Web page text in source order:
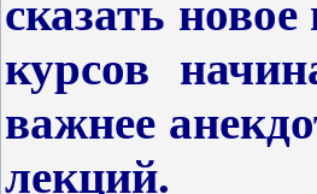
сказать
курсов
важнее
лекций.